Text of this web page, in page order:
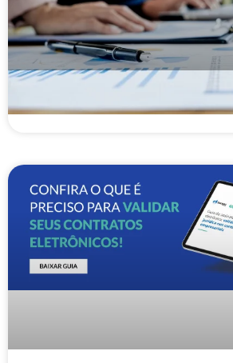
Como prevenir inadimplência
financeiras